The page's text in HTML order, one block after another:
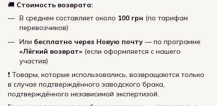
🚚 Стоимость возврата:
В среднем составляет около 100 грн (по тарифам
перевозчиков)
Или бесплатно через Новую почту — по программе
«Лёгкий возврат» (если оформляется с нашего
участия)
❗ Товары, которые использовались, возвращаются только
в случае подтверждённого заводского брака,
подтверждённого независимой экспертизой.